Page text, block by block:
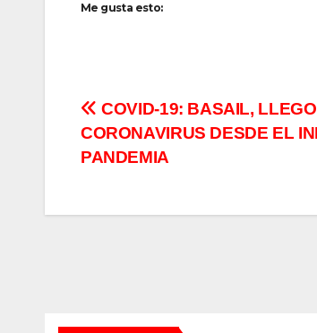
Me gusta esto:
Navegación
de
COVID-19: BASAIL,
CORONAVIRUS DESDE EL
PANDEMIA